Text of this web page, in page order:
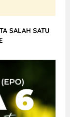
SALAH SATU